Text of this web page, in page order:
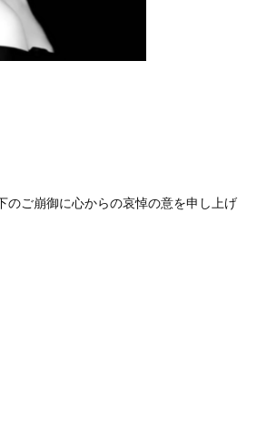
のご崩御に心からの哀悼の意を申し上げ